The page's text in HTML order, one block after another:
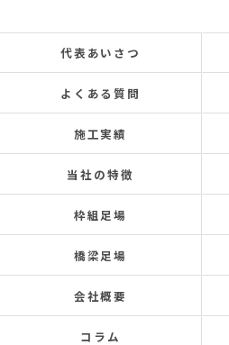
代表あいさつ
よくある質問
施工実績
当社の特徴
枠組足場
橋梁足場
会社概要
コラム